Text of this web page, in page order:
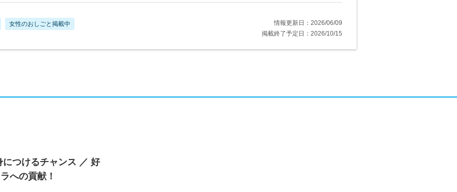
女性のおしごと掲載中
情報更新日：2026/06/09
掲載終了予定日：2026/10/15
つけるチャンス ／ 好
への貢献！